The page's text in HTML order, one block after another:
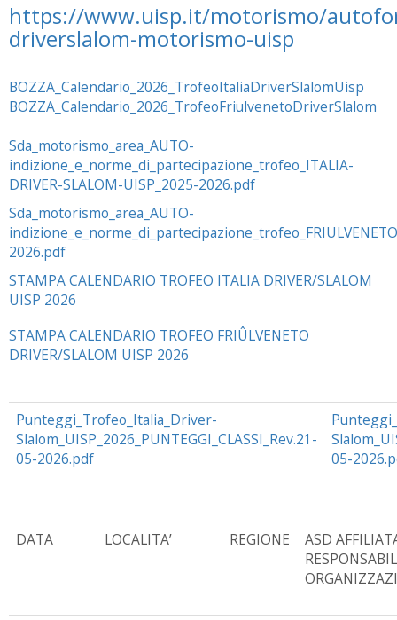
https://www.uisp.it/motorismo/
driverslalom-motorismo-uisp
BOZZA_Calendario_2026_TrofeoItaliaDriverSlalomUisp
BOZZA_Calendario_2026_TrofeoFriulvenetoDriverSlalom
Sda_motorismo_area_AUTO-
indizione_e_norme_di_partecipazione_trofeo_ITALIA-
DRIVER-SLALOM-UISP_2025-2026.pdf
Sda_motorismo_area_AUTO-
2026.pdf
STAMPA CALENDARIO TROFEO ITALIA DRIVER/SLALOM
UISP 2026
STAMPA CALENDARIO TROFEO FRIÛLVENETO
DRIVER/SLALOM UISP 2026
Punteggi_Trofeo_Italia_Driver-
Slalom_UISP_2026_PUNTEGGI_CLASSI_Rev.21-
05-2026.pdf
05-
DATA LOCALITA’ REGIONE
ASD